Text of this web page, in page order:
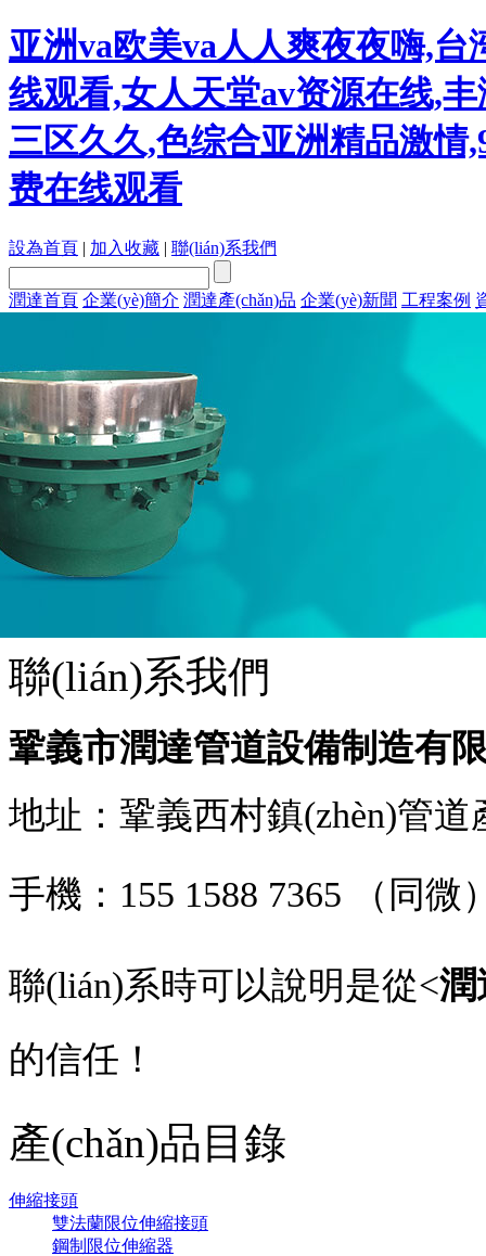
亚洲va欧美va人人爽夜夜嗨,
线观看,女人天堂av资源在线,
三区久久,色综合亚洲精品激情
费在线观看
設為首頁 | 加入收藏 | 聯(lián)系我們
潤達首頁 企業(yè)簡介 潤達產(chǎn)品 企業(yè)新聞 工程案例
聯(lián)系我們
鞏義市潤達管道設備制造有
地址：鞏義西村鎮(zhèn)管道
手機： 155 1588 7365 （同微
聯(lián)系時可以說明是從<潤
的信任！
產(chǎn)品目錄
伸縮接頭
雙法蘭限位伸縮接頭
鋼制限位伸縮器